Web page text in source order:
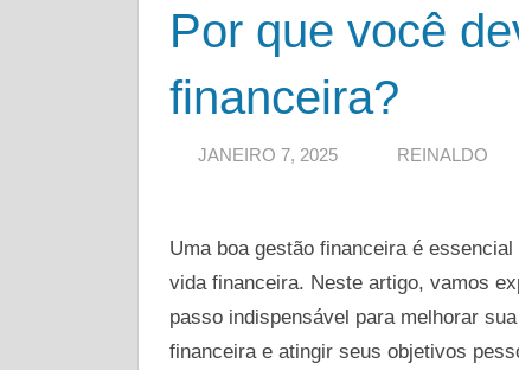
Por que você
financeira?
JANEIRO 7, 2025 REINALDO
Uma boa gestão financeira é
vida financeira. Neste artigo, vamos
passo indispensável para melhorar
financeira e atingir seus objetivos